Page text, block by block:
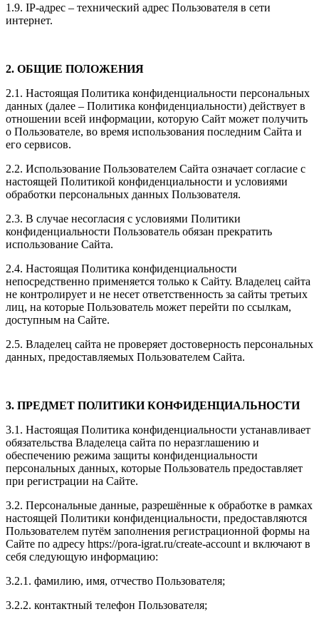
1.9. IP-адрес – технический адрес Пользователя в сети
интернет.
2. ОБЩИЕ ПОЛОЖЕНИЯ
2.1. Настоящая Политика конфиденциальности персональных
данных (далее – Политика конфиденциальности) действует в
отношении всей информации, которую Сайт может получить
о Пользователе, во время использования последним Сайта и
его сервисов.
2.2. Использование Пользователем Сайта означает согласие с
настоящей Политикой конфиденциальности и условиями
обработки персональных данных Пользователя.
2.3. В случае несогласия с условиями Политики
конфиденциальности Пользователь обязан прекратить
использование Сайта.
2.4. Настоящая Политика конфиденциальности
непосредственно применяется только к Сайту. Владелец сайта
не контролирует и не несет ответственность за сайты третьих
лиц, на которые Пользователь может перейти по ссылкам,
доступным на Сайте.
2.5. Владелец сайта не проверяет достоверность персональных
данных, предоставляемых Пользователем Сайта.
3. ПРЕДМЕТ ПОЛИТИКИ КОНФИДЕНЦИАЛЬНОСТИ
3.1. Настоящая Политика конфиденциальности устанавливает
обязательства Владелеца сайта по неразглашению и
обеспечению режима защиты конфиденциальности
персональных данных, которые Пользователь предоставляет
при регистрации на Сайте.
3.2. Персональные данные, разрешённые к обработке в рамках
настоящей Политики конфиденциальности, предоставляются
Пользователем путём заполнения регистрационной формы на
Сайте по адресу https://pora-igrat.ru/create-account и включают в
себя следующую информацию:
3.2.1. фамилию, имя, отчество Пользователя;
3.2.2. контактный телефон Пользователя;